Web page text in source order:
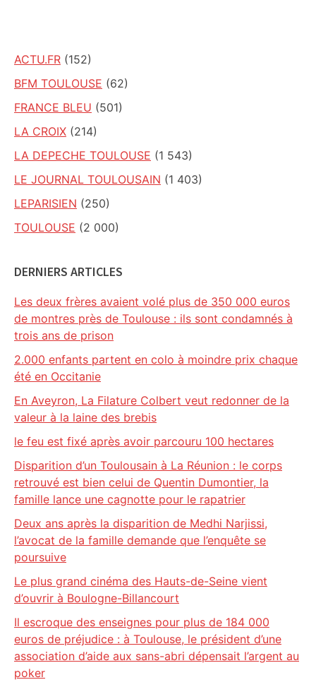
ACTU.FR (152)
BFM TOULOUSE (62)
FRANCE BLEU (501)
LA CROIX (214)
LA DEPECHE TOULOUSE (1 543)
LE JOURNAL TOULOUSAIN (1 403)
LEPARISIEN (250)
TOULOUSE (2 000)
DERNIERS ARTICLES
Les deux frères avaient volé plus de 350 000 euros
de montres près de Toulouse : ils sont condamnés à
trois ans de prison
2.000 enfants partent en colo à moindre prix chaque
été en Occitanie
En Aveyron, La Filature Colbert veut redonner de la
valeur à la laine des brebis
le feu est fixé après avoir parcouru 100 hectares
Disparition d’un Toulousain à La Réunion : le corps
retrouvé est bien celui de Quentin Dumontier, la
famille lance une cagnotte pour le rapatrier
Deux ans après la disparition de Medhi Narjissi,
l’avocat de la famille demande que l’enquête se
poursuive
Le plus grand cinéma des Hauts-de-Seine vient
d’ouvrir à Boulogne-Billancourt
Il escroque des enseignes pour plus de 184 000
euros de préjudice : à Toulouse, le président d’une
association d’aide aux sans-abri dépensait l’argent au
poker